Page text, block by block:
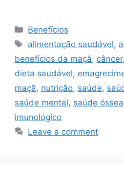
Categories
Benefícios
Tags
alimentação saudável,
benefícios da maçã, câncer,
dieta saudável,
maçã, nutrição, saúde,
saúde mental, saúde óssea
imunológico
Leave a comment